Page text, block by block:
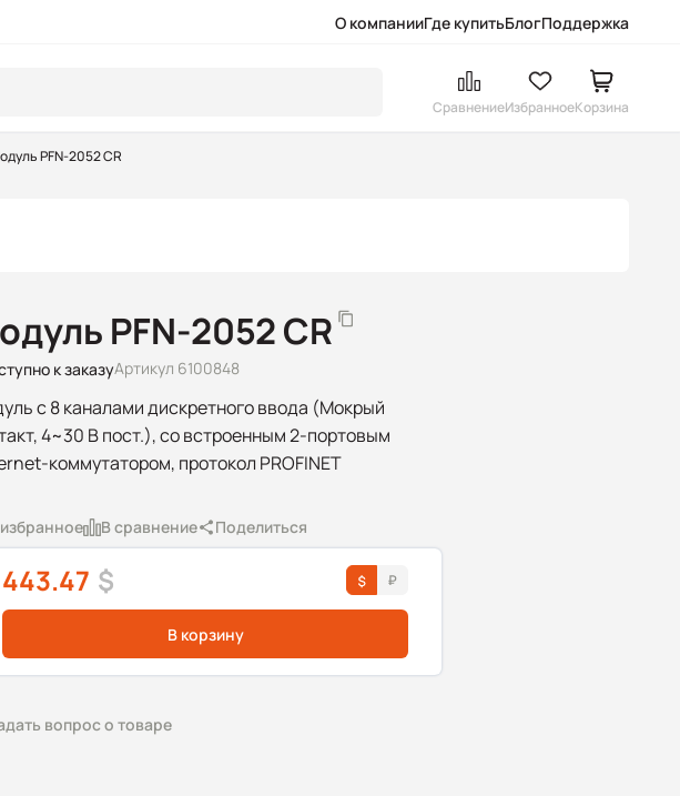
О компанииГде купитьБлогПоддержка
СравнениеИзбранноеКорзина
PFN-2052 CR
PFN-2052 CR
к заказуАртикул 6100848
с 8 каналами дискретного ввода (Мокрый
4~30 В пост.), со встроенным 2-портовым
коммутатором, протокол PROFINET
В сравнение Поделиться
443.47 $
В корзину
вопрос о товаре